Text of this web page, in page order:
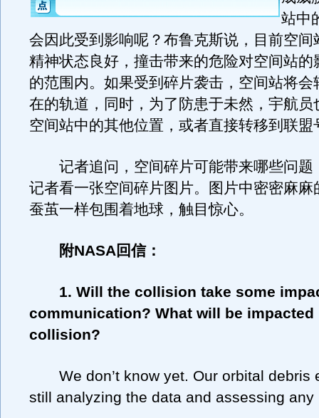
站中
会因此受到影响呢？布鲁克斯说，目前空间
精神状态良好，撞击带来的危险对空间站的
的范围内。如果受到碎片袭击，空间站将会
在的轨道，同时，为了防患于未然，宇航员
空间站中的其他位置，或者直接转移到联盟
记者追问，空间碎片可能带来哪些问题
记者看一张空间碎片图片。图片中密密麻麻
蚕茧一样包围着地球，触目惊心。
附NASA回信：
1. Will the collision take some
communication? What will be
collision?
We don’t know yet. Our orbital debris
still analyzing the data and assessing